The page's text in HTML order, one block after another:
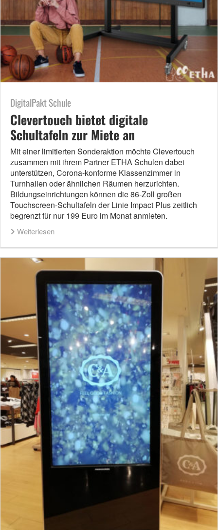
DigitalPakt Schule
Clevertouch bietet digitale
Schultafeln zur Miete an
Mit einer limitierten Sonderaktion möchte Clevertouch
zusammen mit ihrem Partner ETHA Schulen dabei
unterstützen, Corona-konforme Klassenzimmer in
Turnhallen oder ähnlichen Räumen herzurichten.
Bildungseinrichtungen können die 86-Zoll großen
Touchscreen-Schultafeln der Linie Impact Plus zeitlich
begrenzt für nur 199 Euro im Monat anmieten.
Weiterlesen